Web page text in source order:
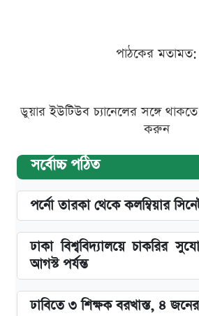
পাঠকের মতামত:
ডুয়ার ইউটিউব চ্যানেলের সঙ্গে থাকতে
করুন
সর্বোচ্চ পঠিত
পর্নো তারকা থেকে কলম্বিয়ার
ঢাকা বিশ্ববিদ্যালয়ে চাকরির
আগস্ট পর্যন্ত
ঢাবিতে ৩ শিক্ষক বরখাস্ত, ৪ জনের